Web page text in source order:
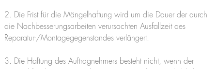
2. Die Frist für die Mängelhaftung wird um die Dauer der durch
die Nachbesserungsarbeiten verursachten Ausfallzeit des
Reparatur-/Montagegegenstandes verlängert.
3. Die Haftung des Auftragnehmers besteht nicht, wenn der